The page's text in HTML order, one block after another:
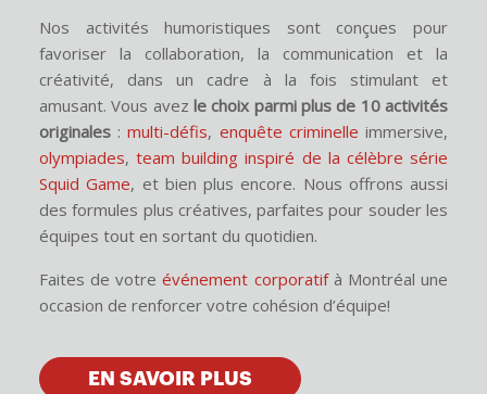
Nos activités humoristiques sont conçues pour
favoriser la collaboration, la communication et la
créativité, dans un cadre à la fois stimulant et
amusant. Vous avez le choix parmi plus de 10 activités
originales :multi-défis, enquête criminelle immersive,
olympiades,team building inspiré de la célèbre série
Squid Game, et bien plus encore. Nous offrons aussi
des formules plus créatives, parfaites pour souder les
équipes tout en sortant du quotidien.
Faites de votreévénement corporatifà Montréal une
occasion de renforcer votre cohésion d’équipe!
EN SAVOIR PLUS